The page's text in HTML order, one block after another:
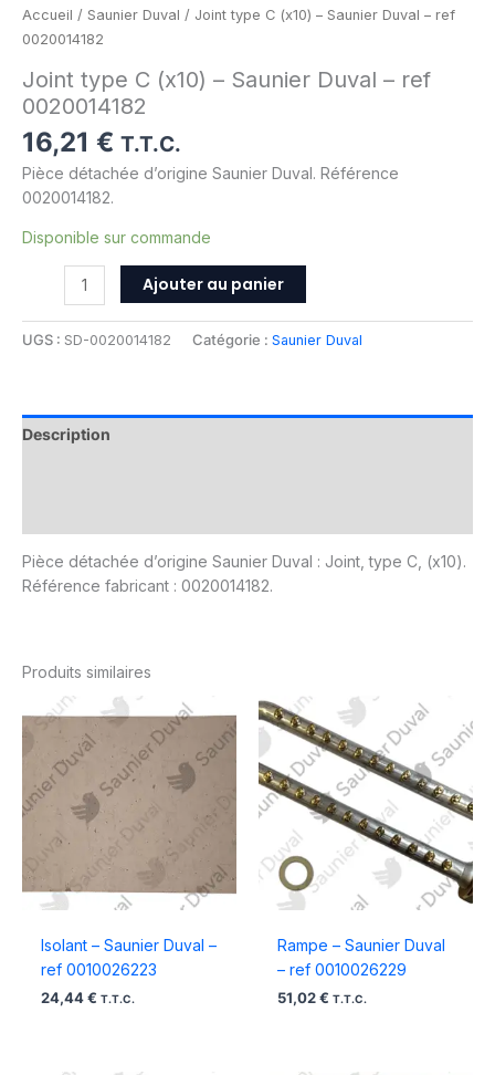
Accueil / Saunier Duval / Joint type C (x10) – Saunier Duval – ref
0020014182
Joint type C (x10) – Saunier Duval – ref
0020014182
16,21 € T.T.C.
Pièce détachée d’origine Saunier Duval. Référence
0020014182.
Disponible sur commande
Ajouter au panier
UGS : SD-0020014182 Catégorie : Saunier Duval
Description
Pièce détachée d’origine Saunier Duval : Joint, type C, (x10).
Référence fabricant : 0020014182.
Produits similaires
Isolant – Saunier Duval –
ref 0010026223
24,44 € T.T.C.
Rampe – Saunier Duval
– ref 0010026229
51,02 € T.T.C.